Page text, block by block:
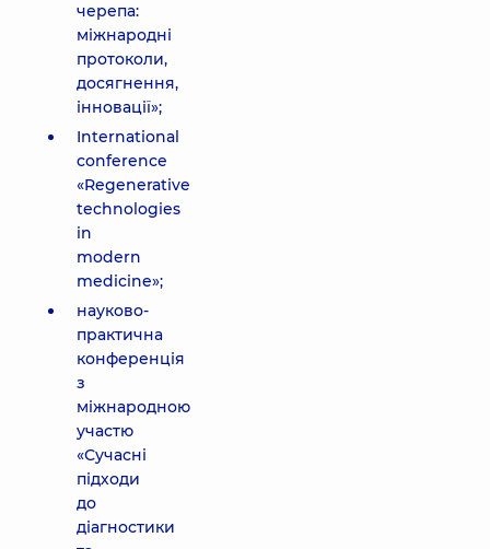
черепа:
міжнародні
протоколи,
досягнення,
інновації»;
International
conference
«Regenerative
technologies
in
modern
medicine»;
науково-
практична
конференція
з
міжнародною
участю
«Сучасні
підходи
до
діагностики